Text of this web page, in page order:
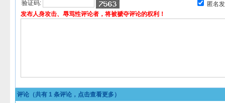
验证码:
匿名
发布人身攻击、辱骂性评论者，将被褫夺评论的权利！
评论（共有 1 条评论，点击查看更多）